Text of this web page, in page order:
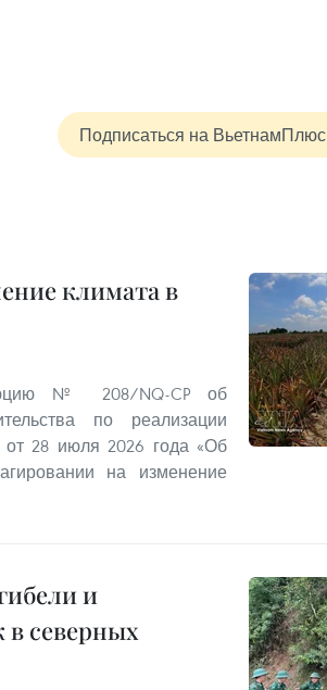
Подписаться на ВьетнамПлюс
климата в
№ 208/NQ-CP об
по реализации
28 июля 2026 года «Об
на изменение
и
в северных